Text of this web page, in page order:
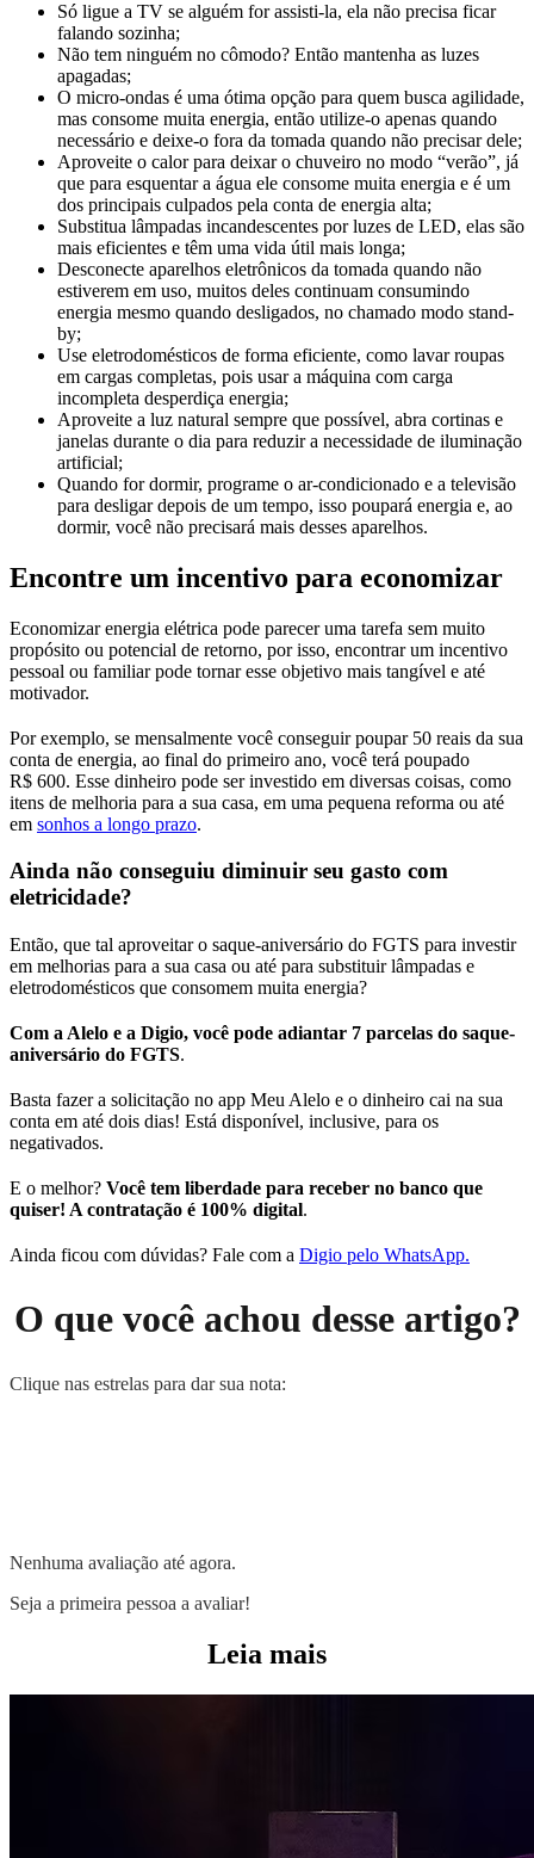
Só ligue a TV se alguém for assisti-la, ela não precisa ficar
falando sozinha;
Não tem ninguém no cômodo? Então mantenha as luzes
apagadas;
O micro-ondas é uma ótima opção para quem busca agilidade,
mas consome muita energia, então utilize-o apenas quando
necessário e deixe-o fora da tomada quando não precisar dele;
Aproveite o calor para deixar o chuveiro no modo “verão”, já
que para esquentar a água ele consome muita energia e é um
dos principais culpados pela conta de energia alta;
Substitua lâmpadas incandescentes por luzes de LED, elas são
mais eficientes e têm uma vida útil mais longa;
Desconecte aparelhos eletrônicos da tomada quando não
estiverem em uso, muitos deles continuam consumindo
energia mesmo quando desligados, no chamado modo stand-
by;
Use eletrodomésticos de forma eficiente, como lavar roupas
em cargas completas, pois usar a máquina com carga
incompleta desperdiça energia;
Aproveite a luz natural sempre que possível, abra cortinas e
janelas durante o dia para reduzir a necessidade de iluminação
artificial;
Quando for dormir, programe o ar-condicionado e a televisão
para desligar depois de um tempo, isso poupará energia e, ao
dormir, você não precisará mais desses aparelhos.
Encontre um incentivo para economizar
Economizar energia elétrica pode parecer uma tarefa sem muito
propósito ou potencial de retorno, por isso, encontrar um incentivo
pessoal ou familiar pode tornar esse objetivo mais tangível e até
motivador.
Por exemplo, se mensalmente você conseguir poupar 50 reais da sua
conta de energia, ao final do primeiro ano, você terá poupado
R$ 600. Esse dinheiro pode ser investido em diversas coisas, como
itens de melhoria para a sua casa, em uma pequena reforma ou até
em sonhos a longo prazo.
Ainda não conseguiu diminuir seu gasto com
eletricidade?
Então, que tal aproveitar o saque-aniversário do FGTS para investir
em melhorias para a sua casa ou até para substituir lâmpadas e
eletrodomésticos que consomem muita energia?
Com a Alelo e a Digio, você pode adiantar 7 parcelas do saque-
aniversário do FGTS.
Basta fazer a solicitação no app Meu Alelo e o dinheiro cai na sua
conta em até dois dias! Está disponível, inclusive, para os
negativados.
E o melhor? Você tem liberdade para receber no banco que
quiser! A contratação é 100% digital.
Ainda ficou com dúvidas? Fale com a Digio pelo WhatsApp.
O que você achou desse artigo?
Clique nas estrelas para dar sua nota:
Nenhuma avaliação até agora.
Seja a primeira pessoa a avaliar!
Leia mais